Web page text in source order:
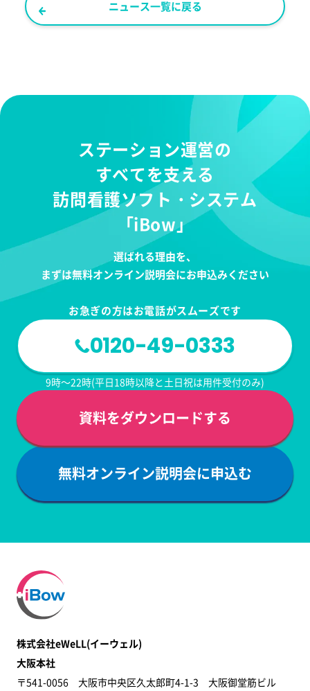
ニュース一覧に戻る
ステーション運営の
すべてを支える
訪問看護ソフト・システム
「iBow」
選ばれる理由を、
まずは無料オンライン説明会にお申込みください
無料オンライン説明会に申込む
資料をダウンロードする
お急ぎの方はお電話がスムーズです
0120-49-0333
9時～22時(平日18時以降と土日祝は用件受付のみ)
株式会社eWeLL(イーウェル)
大阪本社
〒541-0056 大阪市中央区久太郎町4-1-3 大阪御堂筋ビル